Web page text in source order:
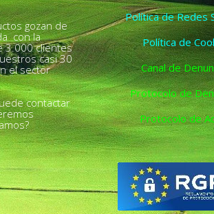
gozan de
con la
3.000 clientes
casi 30
el sector
contactar
Política de Redes
Política de
Canal de
Protocolo de
Protocolo de